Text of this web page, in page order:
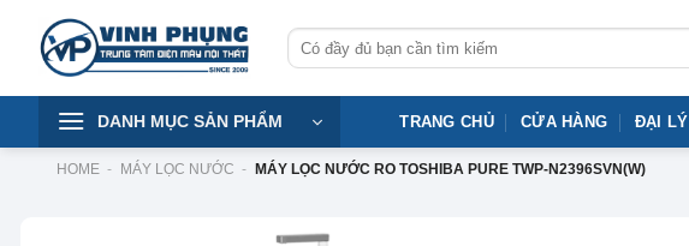
content
Tìm
kiếm:
DANH MỤC SẢN PHẨM TRANG CHỦ CỬA HÀNG ĐẠI LÝ
HOME - MÁY LỌC NƯỚC - MÁY LỌC NƯỚC RO TOSHIBA PURE TWP-N2396SVN(W)